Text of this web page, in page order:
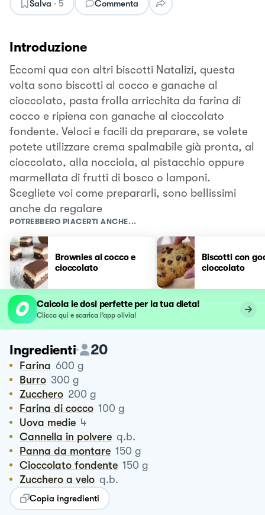
Salva · 5 Commenta
Introduzione
Eccomi qua con altri biscotti Natalizi, questa
volta sono biscotti al cocco e ganache al
cioccolato, pasta frolla arricchita da farina di
cocco e ripiena con ganache al cioccolato
fondente. Veloci e facili da preparare, se volete
potete utilizzare crema spalmabile già pronta, al
cioccolato, alla nocciola, al pistacchio oppure
marmellata di frutti di bosco o lamponi.
Scegliete voi come prepararli, sono bellissimi
anche da regalare
POTREBBERO PIACERTI ANCHE...
Brownies al cocco e
cioccolato
Biscotti con
cioccolato
Calcola le dosi perfette per la tua dieta!
Clicca qui e scarica l’app olivia!
Ingredienti 20
Farina 600 g
Burro 300 g
Zucchero 200 g
Farina di cocco 100 g
Uova medie 4
Cannella in polvere q.b.
Panna da montare 150 g
Cioccolato fondente 150 g
Zucchero a velo q.b.
Copia ingredienti